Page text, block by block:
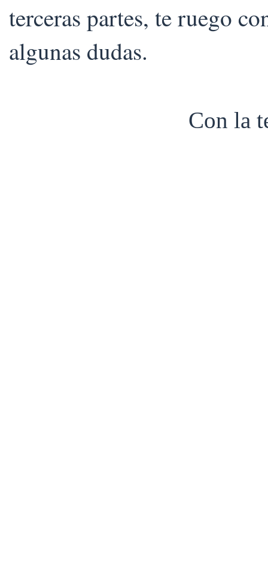
terceras partes, te ruego
algunas dudas.
Con la